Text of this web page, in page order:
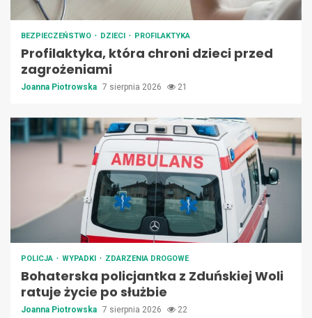
BEZPIECZEŃSTWO DZIECI PROFILAKTYKA
Profilaktyka, która chroni dzieci przed
zagrożeniami
Joanna Piotrowska 7 sierpnia 2026 21
POLICJA WYPADKI ZDARZENIA DROGOWE
Bohaterska policjantka z Zduńskiej Woli
ratuje życie po służbie
Joanna Piotrowska 7 sierpnia 2026 22